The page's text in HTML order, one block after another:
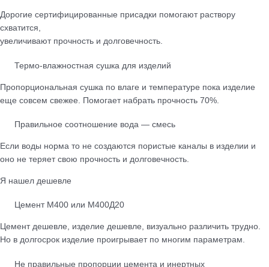
Дорогие сертифицированные присадки помогают раствору
схватится,
увеличивают прочность и долговечность.
Термо-влажностная сушка для изделий
Пропорциональная сушка по влаге и температуре пока изделие
еще совсем свежее. Помогает набрать прочность 70%.
Правильное соотношение вода — смесь
Если воды норма то не создаются пористые каналы в изделии и
оно не теряет свою прочность и долговечность.
Я нашел дешевле
Цемент М400 или М400Д20
Цемент дешевле, изделие дешевле, визуально различить трудно.
Но в долгосрок изделие проигрывает по многим параметрам.
Не правильные пропорции цемента и инертных